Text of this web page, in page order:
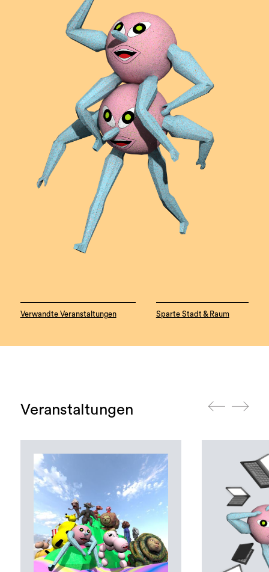
Verwandte Veranstaltungen Sparte Stadt & Raum
Veranstaltungen